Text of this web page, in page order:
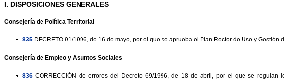
I. DISPOSICIONES GENERALES
Consejería de Política Territorial
835 DECRETO 91/1996, de 16 de mayo, por el que se aprueba el Plan Rector de Uso y Gestión
Consejería de Empleo y Asuntos Sociales
836 CORRECCIÓN de errores del Decreto 69/1996, de 18 de abril, por el que se regulan